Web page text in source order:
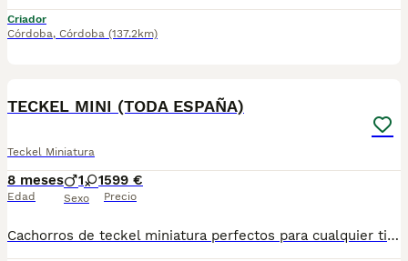
Criador
Córdoba, Córdoba (137.2km)
TECKEL MINI (TODA ESPAÑA)
Teckel Miniatura
8 meses
Edad
1 1
Sexo
599 €
Precio
Cachorros de teckel miniatura perfectos para cualquier tipo de domicilio , exclusivamente a personas que busquen un miembro mas de la familia , los cachorros se encuentran socializados y libres de cualquier tipo de enfermedad virica y congenita , son una autentica monada , tenemos disponibles machos y hembras , a toda España personalmente 670864332